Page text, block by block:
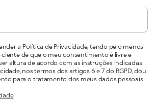
a Política de Privacidade, tendo pelo menos
ciente de que o meu consentimento é livre e
altura de acordo com as instruções indicadas
nos termos dos artigos 6 e 7 do RGPD, dou
para o tratamento dos meus dados pessoais